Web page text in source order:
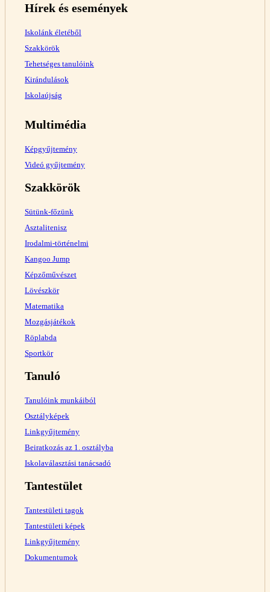
Hírek és események
Iskolánk életéből
Szakkörök
Tehetséges tanulóink
Kirándulások
Iskolaújság
Multimédia
Képgyűjtemény
Videó gyűjtemény
Szakkörök
Sütünk-főzünk
Asztalitenisz
Irodalmi-történelmi
Kangoo Jump
Képzőművészet
Lövészkör
Matematika
Mozgásjátékok
Röplabda
Sportkör
Tanuló
Tanulóink munkáiból
Osztályképek
Linkgyűjtemény
Beiratkozás az 1. osztályba
Iskolaválasztási tanácsadó
Tantestület
Tantestületi tagok
Tantestületi képek
Linkgyűjtemény
Dokumentumok